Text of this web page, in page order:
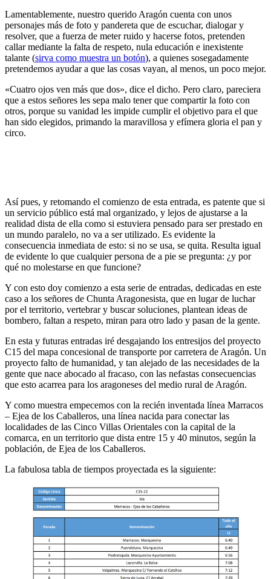
Lamentablemente, nuestro querido Aragón cuenta con unos
personajes más de foto y pandereta que de escuchar, dialogar y
resolver, que a fuerza de meter ruido y hacerse fotos, pretenden
callar mediante la falta de respeto, nula educación e inexistente
talante (sirva como muestra un botón), a quienes sosegadamente
pretendemos ayudar a que las cosas vayan, al menos, un poco mejor.
«Cuatro ojos ven más que dos», dice el dicho. Pero claro, pareciera
que a estos señores les sepa malo tener que compartir la foto con
otros, porque su vanidad les impide cumplir el objetivo para el que
han sido elegidos, primando la maravillosa y efímera gloria el pan y
circo.
Así pues, y retomando el comienzo de esta entrada, es patente que si
un servicio público está mal organizado, y lejos de ajustarse a la
realidad dista de ella como si estuviera pensado para ser prestado en
un mundo paralelo, no va a ser utilizado. Es evidente la
consecuencia inmediata de esto: si no se usa, se quita. Resulta igual
de evidente lo que cualquier persona de a pie se pregunta: ¿y por
qué no molestarse en que funcione?
Y con esto doy comienzo a esta serie de entradas, dedicadas en este
caso a los señores de Chunta Aragonesista, que en lugar de luchar
por el territorio, vertebrar y buscar soluciones, plantean ideas de
bombero, faltan a respeto, miran para otro lado y pasan de la gente.
En esta y futuras entradas iré desgajando los entresijos del proyecto
C15 del mapa concesional de transporte por carretera de Aragón. Un
proyecto falto de humanidad, y tan alejado de las necesidades de la
gente que nace abocado al fracaso, con las nefastas consecuencias
que esto acarrea para los aragoneses del medio rural de Aragón.
Y como muestra empecemos con la recién inventada línea Marracos
– Ejea de los Caballeros, una línea nacida para conectar las
localidades de las Cinco Villas Orientales con la capital de la
comarca, en un territorio que dista entre 15 y 40 minutos, según la
población, de Ejea de los Caballeros.
La fabulosa tabla de tiempos proyectada es la siguiente: